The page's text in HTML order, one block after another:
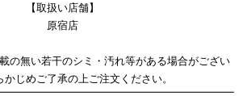
【取扱い店舗】
原宿店
の無い若干のシミ・汚れ等がある場合がござい
かじめご了承の上ご注文ください。